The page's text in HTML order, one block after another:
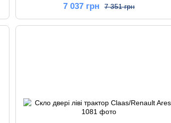
7 351 грн
7 037 грн